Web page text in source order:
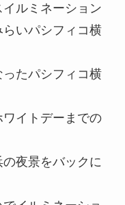
ルミネーション
いパシフィコ横
たパシフィコ横
イトデーまでの
夜景をバックに